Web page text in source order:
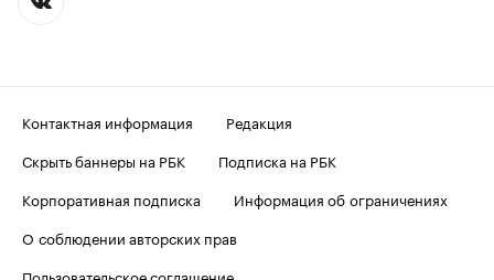
Контактная информация
Редакция
Скрыть баннеры на РБК
Подписка на РБК
Корпоративная подписка
Информация об ограничениях
О соблюдении авторских прав
Пользовательское соглашение